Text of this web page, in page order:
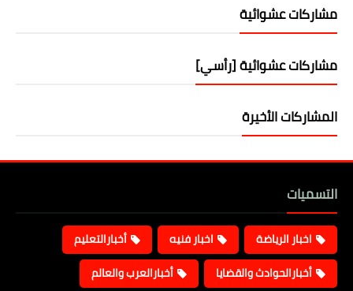
مشاركات عشوائية
مشاركات عشوائية [رأسي]
المشاركات الأخيرة
التسميات
اخبار الرياضة اخبار فنيه
أخبارالتعليم
أخبارالحوادث والقضايا
أخبارالعرب والعالم